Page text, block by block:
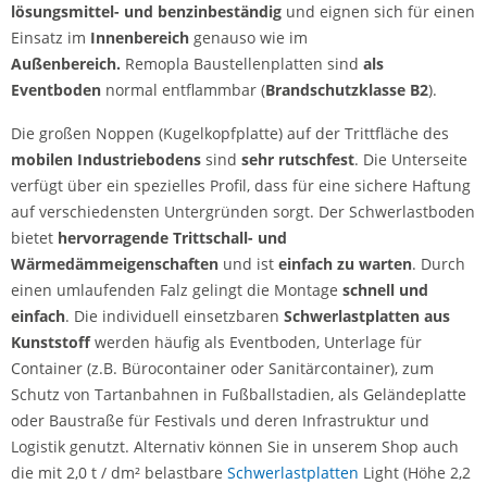
lösungsmittel- und benzinbeständig und eignen sich für einen
Einsatz im Innenbereich genauso wie im
Außenbereich. Remopla Baustellenplatten sind als
Eventboden normal entflammbar (Brandschutzklasse B2).
Die großen Noppen (Kugelkopfplatte) auf der Trittfläche des
mobilen Industriebodens sind sehr rutschfest. Die Unterseite
verfügt über ein spezielles Profil, dass für eine sichere Haftung
auf verschiedensten Untergründen sorgt. Der Schwerlastboden
bietet hervorragende Trittschall- und
Wärmedämmeigenschaften und ist einfach zu warten. Durch
einen umlaufenden Falz gelingt die Montage schnell und
einfach. Die individuell einsetzbaren Schwerlastplatten aus
Kunststoffwerden häufig als Eventboden, Unterlage für
Container (z.B. Bürocontainer oder Sanitärcontainer), zum
Schutz von Tartanbahnen in Fußballstadien, als Geländeplatte
oder Baustraße für Festivals und deren Infrastruktur und
Logistik genutzt. Alternativ können Sie in unserem Shop auch
die mit 2,0 t / dm² belastbare Schwerlastplatten Light (Höhe 2,2